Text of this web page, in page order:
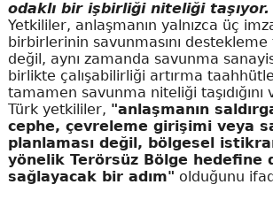
odaklı bir işbirliği niteliği taşıyor.
Yetkililer, anlaşmanın yalnızca üç
birbirlerinin savunmasını
değil, aynı zamanda savunma
birlikte çalışabilirliği artırma
tamamen savunma niteliği taşıdığını
Türk yetkililer, "anlaşmanın
cephe, çevreleme girişimi veya
planlaması değil, bölgesel
yönelik Terörsüz Bölge hedefine
sağlayacak bir adım" olduğunu